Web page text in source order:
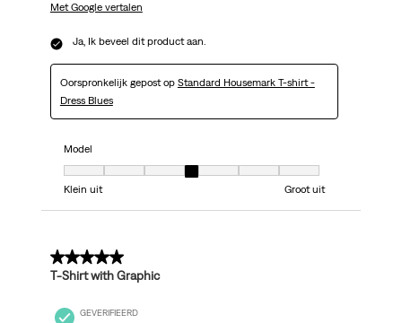
Met Google vertalen
Ja, Ik beveel dit product aan.
Oorspronkelijk gepost op Standard Housemark T-shirt -
Dress Blues
Model
Model, 4 van 7, waarbij 1 gelijk is aan Klein uit en 7 gelijk is aan Groot uit
Klein uit
Groot uit
5 van 5 sterren.
T-Shirt with Graphic
GEVERIFIEERD